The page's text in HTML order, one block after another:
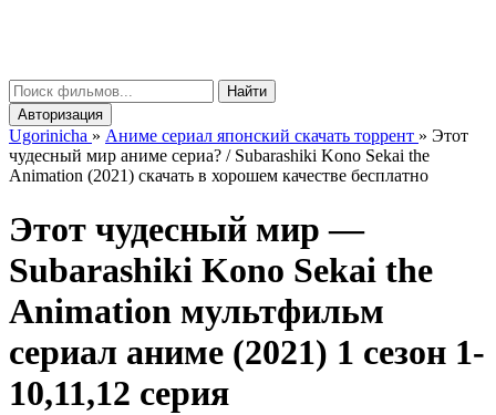
Найти
Авторизация
Ugorinicha » Аниме сериал японский скачать торрент » Этот
чудесный мир аниме сериа? / Subarashiki Kono Sekai the
Animation (2021) скачать в хорошем качестве бесплатно
Этот чудесный мир —
Subarashiki Kono Sekai the
Animation мультфильм
сериал аниме (2021) 1 сезон 1-
10,11,12 серия